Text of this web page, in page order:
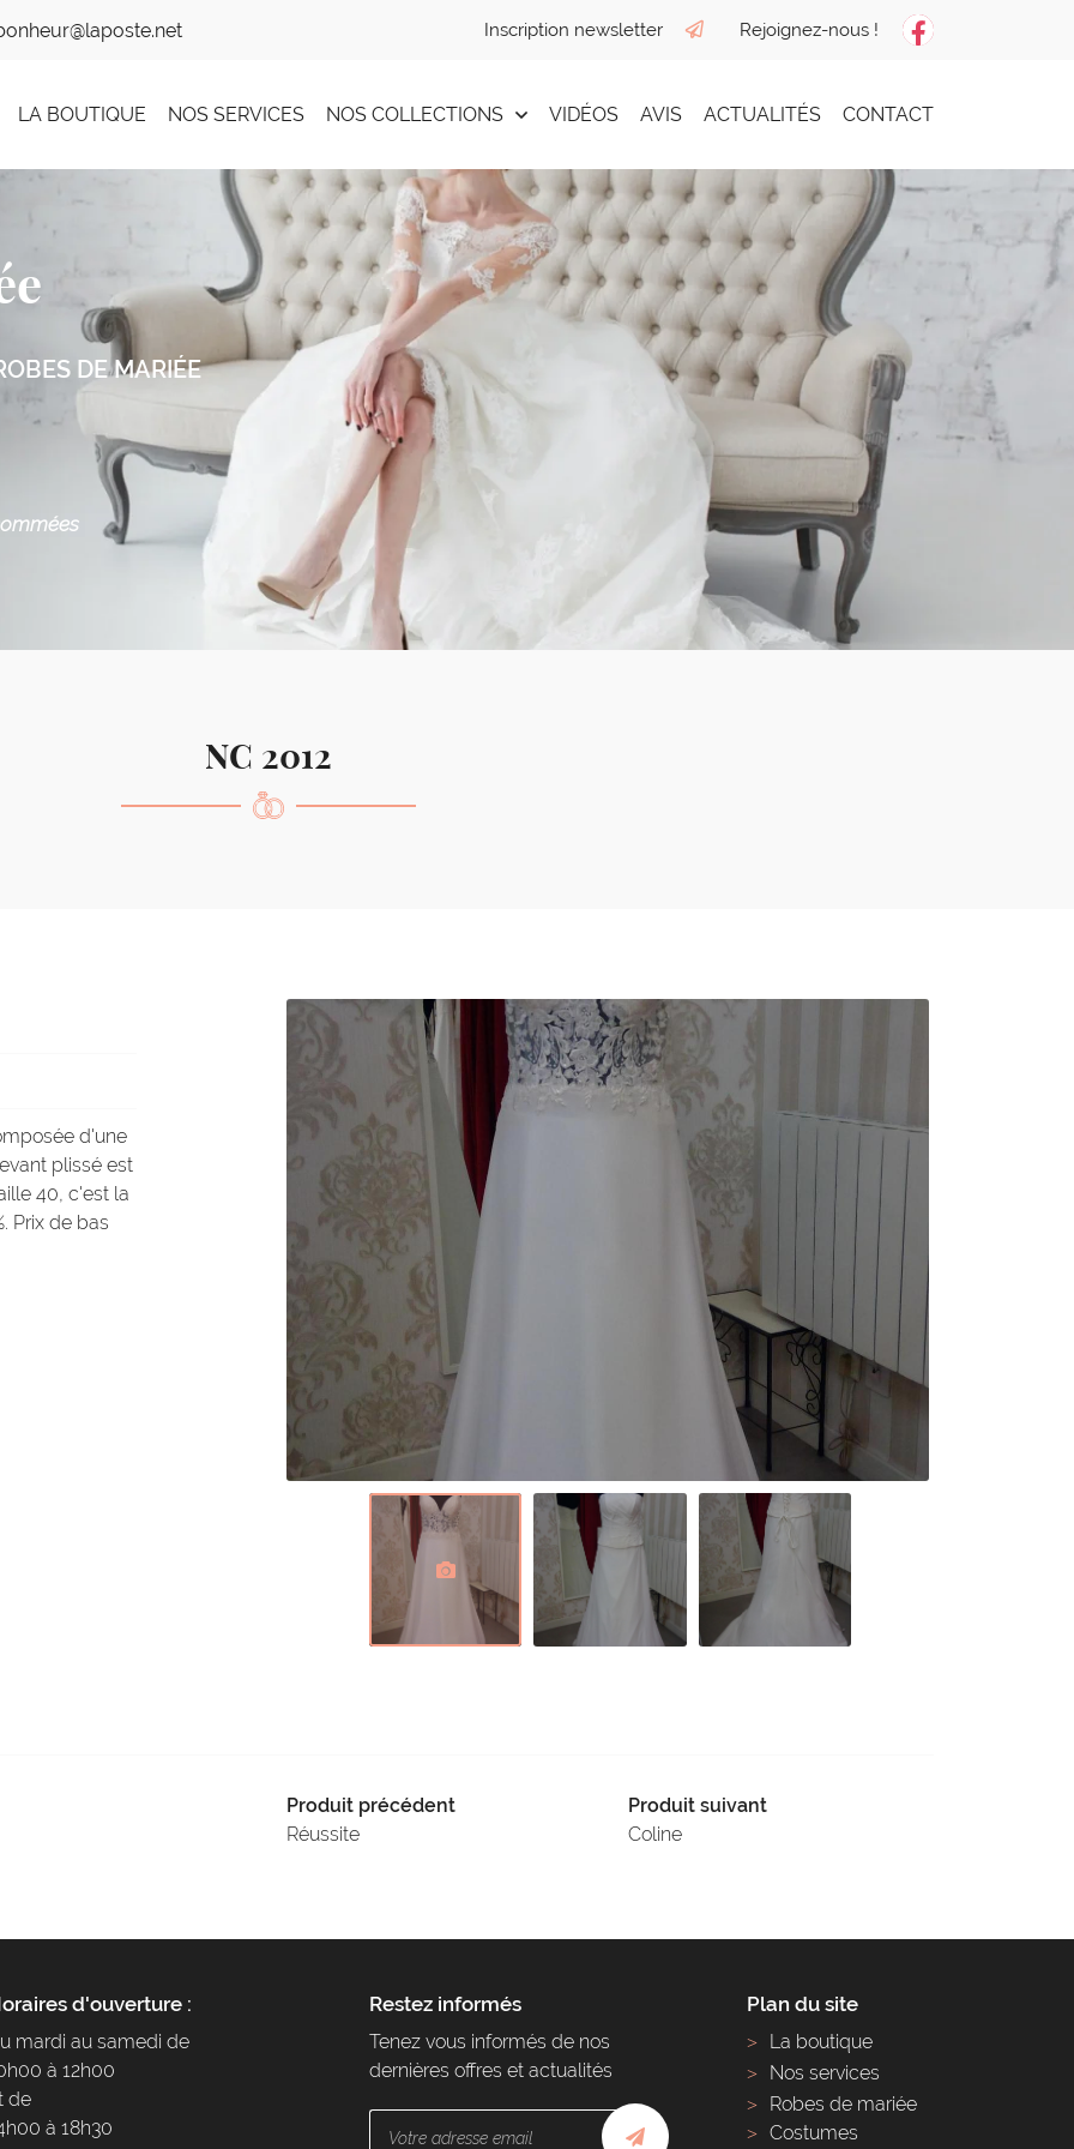
Inscription newsletter Rejoignez-nous !
LA BOUTIQUE NOS SERVICES NOS COLLECTIONS VIDÉOS AVIS ACTUALITÉS CONTACT
DE MARIÉE
NC 2012
d'une
plissé est
40, c'est la
Prix de bas
Produit précédent
Réussite
Produit suivant
Coline
d'ouverture :
mardi au samedi de
à 12h00
de
à 18h30
Restez informés
Tenez vous informés de nos
dernières offres et actualités
Plan du site
La boutique
Nos services
Robes de mariée
Costumes